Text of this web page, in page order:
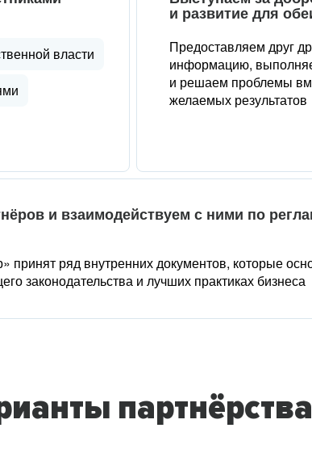
власти
и развитие для
Предоставляем друг
информацию,
и решаем проблемы
желаемых результатов
и взаимодействуем с ними по
принят ряд внутренних документов, которые
законодательства и лучших практиках бизнеса
партнёрства